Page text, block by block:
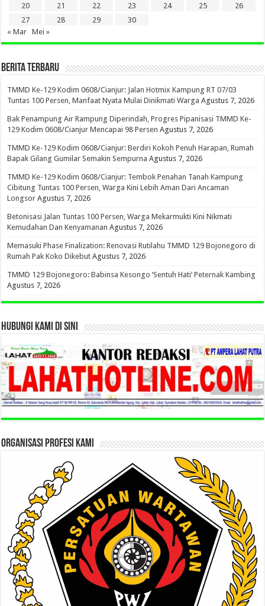
20
21 22 23 24 25
26
27
28 29
30
« Mar
Mei »
BERITA TERBARU
TMMD Ke-129 Kodim 0608/Cianjur: Jalan Hotmix Kampung RT 07/03
Tuntas 100 Persen, Manfaat Nyata Mulai Dinikmati Warga Agustus 7, 2026
Bak Penampung Air Rampung Diperindah, Progres Pipanisasi TMMD Ke-
129 Kodim 0608/Cianjur Mencapai 98 Persen Agustus 7, 2026
TMMD Ke-129 Kodim 0608/Cianjur: Berdiri Kokoh Penuh Harapan, Rumah
Bapak Gilang Gumilar Semakin Sempurna Agustus 7, 2026
TMMD Ke-129 Kodim 0608/Cianjur: Tembok Penahan Tanah Kampung
Cibitung Tuntas 100 Persen, Warga Kini Lebih Aman Dari Ancaman
Longsor Agustus 7, 2026
Betonisasi Jalan Tuntas 100 Persen, Warga Mekarmukti Kini Nikmati
Kemudahan Dan Kenyamanan Agustus 7, 2026
Memasuki Phase Finalization: Renovasi Rutilahu TMMD 129 Bojonegoro di
Rumah Pak Koko Dikebut Agustus 7, 2026
TMMD 129 Bojonegoro: Babinsa Kesongo ‘Sentuh Hati’ Peternak Kambing
Agustus 7, 2026
HUBUNGI KAMI DI SINI
ORGANISASI PROFESI KAMI